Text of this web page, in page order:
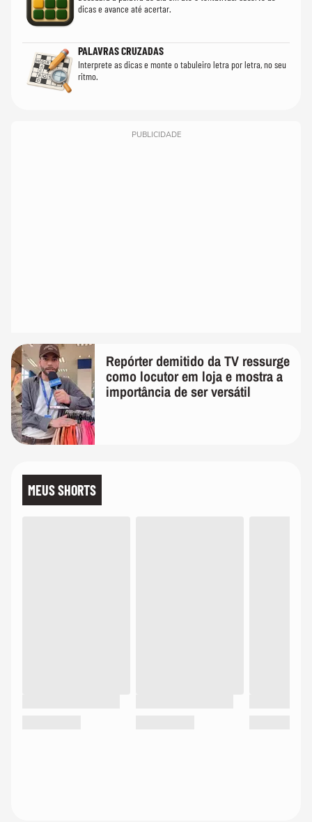
dicas e avance até acertar.
PALAVRAS CRUZADAS
Interprete as dicas e monte o tabuleiro letra por letra, no seu
ritmo.
PUBLICIDADE
Repórter demitido da TV ressurge
como locutor em loja e mostra a
importância de ser versátil
MEUS SHORTS